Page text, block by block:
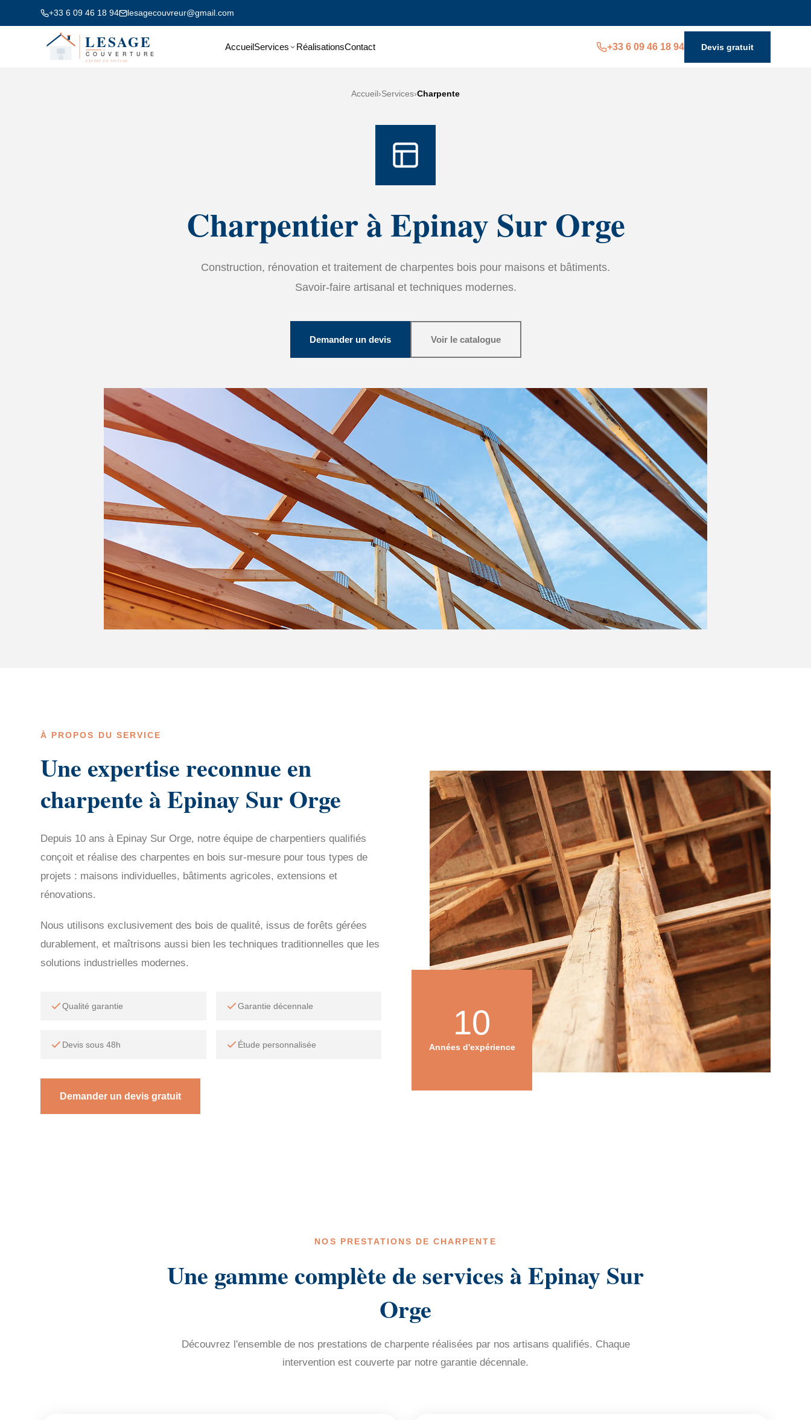
+33 6 09 46 18 94 lesagecouvreur@gmail.com
AccueilServices RéalisationsContact +33 6 09 46 18 94 Devis gratuit
Accueil ›Services›Charpente
Charpentier à Epinay Sur Orge
Construction, rénovation et traitement de charpentes bois pour maisons et bâtiments.
Savoir-faire artisanal et techniques modernes.
Demander un devis Voir le catalogue
À PROPOS DU SERVICE
Une expertise reconnue en
charpente à Epinay Sur Orge
Depuis 10 ans à Epinay Sur Orge, notre équipe de charpentiers qualifiés
conçoit et réalise des charpentes en bois sur-mesure pour tous types de
projets : maisons individuelles, bâtiments agricoles, extensions et
rénovations.
Nous utilisons exclusivement des bois de qualité, issus de forêts gérées
durablement, et maîtrisons aussi bien les techniques traditionnelles que les
solutions industrielles modernes.
Qualité garantie Garantie décennale
Devis sous 48h Étude personnalisée
Demander un devis gratuit
10
Années d'expérience
NOS PRESTATIONS DE CHARPENTE
Une gamme complète de services à Epinay Sur
Orge
Découvrez l'ensemble de nos prestations de charpente réalisées par nos artisans qualifiés. Chaque
intervention est couverte par notre garantie décennale.